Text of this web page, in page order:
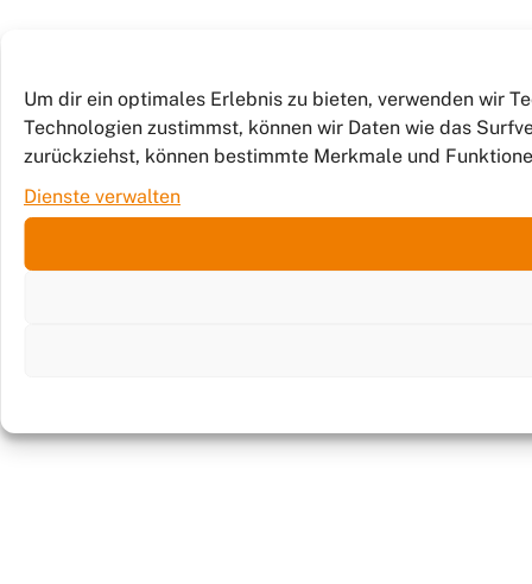
Um dir ein optimales Erlebnis zu bieten, verwenden wir
Technologien zustimmst, können wir Daten wie das
zurückziehst, können bestimmte Merkmale und
Dienste verwalten